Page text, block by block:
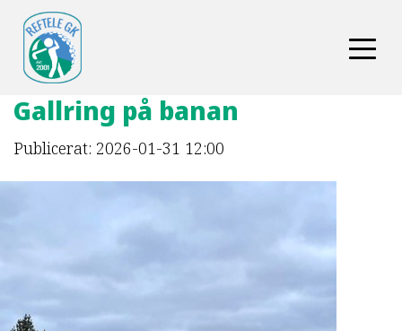
Gallring på banan
Publicerat: 2026-01-31 12:00